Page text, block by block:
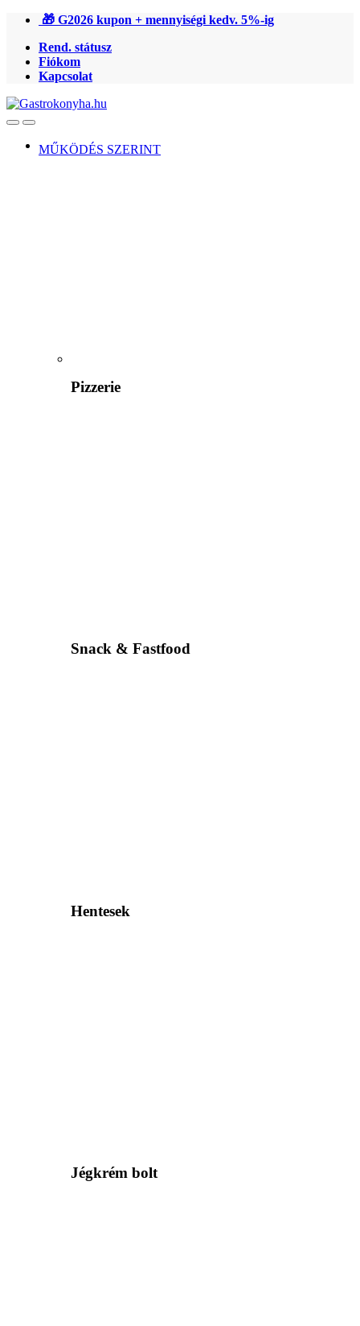
Ugrás
navigációhoz
Ugrás
tartalomra
🎁 G2026 kupon + mennyiségi kedv. 5%-ig
Rend. státusz
Fiókom
Kapcsolat
OpenClose
MŰKÖDÉS SZERINT
Pizzerie
Snack & Fastfood
Hentesek
Jégkrém bolt